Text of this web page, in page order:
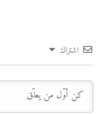
اشتراك